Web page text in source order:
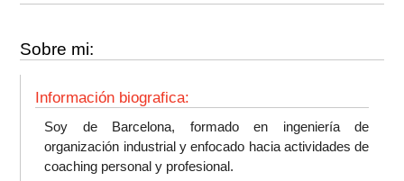
Sobre mi:
Información biografica:
Soy de Barcelona, formado en ingeniería de
organización industrial y enfocado hacia actividades de
coaching personal y profesional.